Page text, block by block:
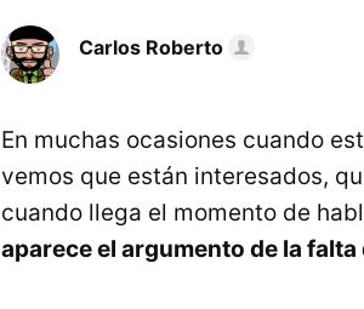
Carlos Roberto
En muchas ocasiones cuando
vemos que están interesados,
cuando llega el momento de
aparece el argumento de la